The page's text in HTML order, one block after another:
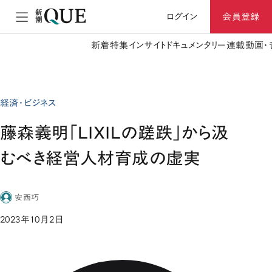
ログイン 会員登録
新着特集 インサイト ドキュメンタリー 連載動画
経済・ビジネス
藤森義明「LIXILの蹉跌」から汲
むべき経営人材育成の虚実
安西巧
2023年10月2日